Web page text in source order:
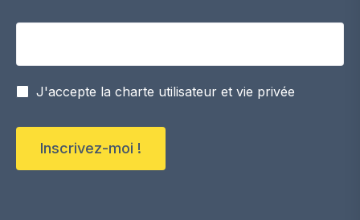
J'accepte la charte utilisateur et vie privée
Inscrivez-moi !